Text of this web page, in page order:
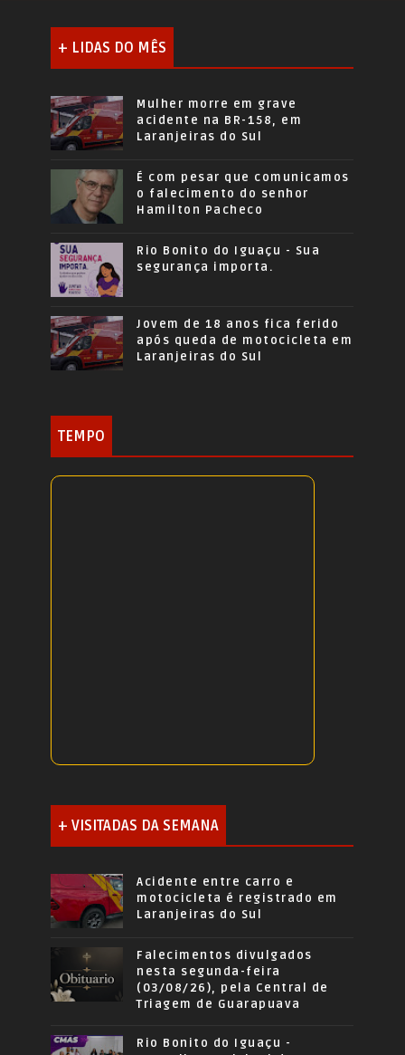
+ LIDAS DO MÊS
Mulher morre em grave
acidente na BR-158, em
Laranjeiras do Sul
É com pesar que comunicamos
o falecimento do senhor
Hamilton Pacheco
Rio Bonito do Iguaçu - Sua
segurança importa.
Jovem de 18 anos fica ferido
após queda de motocicleta em
Laranjeiras do Sul
TEMPO
+ VISITADAS DA SEMANA
Acidente entre carro e
motocicleta é registrado em
Laranjeiras do Sul
Falecimentos divulgados
nesta segunda-feira
(03/08/26), pela Central de
Triagem de Guarapuava
Rio Bonito do Iguaçu -